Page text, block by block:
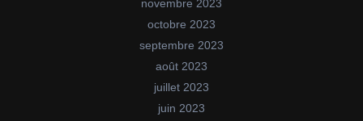
novembre 2023
octobre 2023
septembre 2023
août 2023
juillet 2023
juin 2023